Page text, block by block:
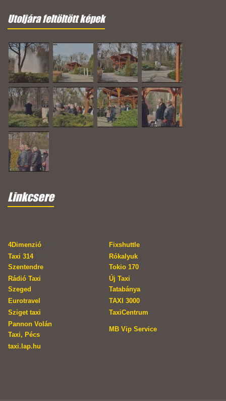
Utoljára feltöltött képek
Linkcsere
4Dimenzió
Fixshuttle
Taxi 314
Szentendre
Rókalyuk
Tokio 170
Rádió Taxi
Szeged
Új Taxi
Tatabánya
Eurotravel
TAXI 3000
Sziget taxi
TaxiCentrum
Pannon Volán
Taxi, Pécs
MB Vip Service
taxi.lap.hu